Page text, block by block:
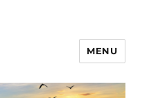
MENU